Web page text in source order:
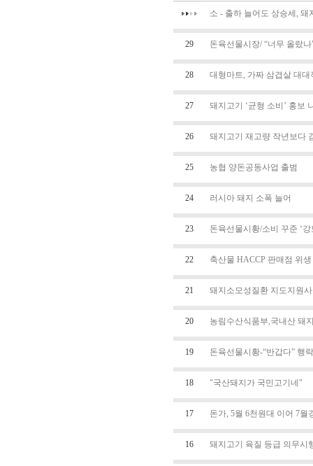
소 - 출하 늘어도 상승세, 돼
29 돈육선물시장/ “너무 올랐나
28 대형마트, 가짜 삼겹살 대대
27 돼지고기 ‘균형 소비’ 홍보
26 돼지고기 재고량 작년보다
25 농협 양돈공동사업 출범
24 러시아 돼지 소폭 늘어
23 돈육선물시황/소비 꾸준 ‘강
22 축산물 HACCP 판매점 위생
21 돼지소모성질환 지도지원
20 농림수산식품부,국내산 돼
19 돈육선물시황-“반갑다” 행
18 "국산돼지가 국민고기네"
17 돈가, 5월 6천원대 이어 7월
16 돼지고기 육질 등급 의무시